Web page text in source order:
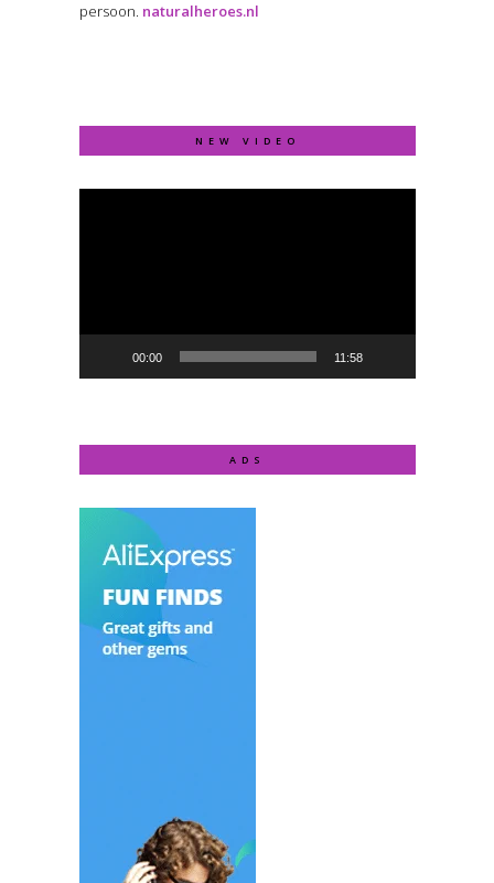
persoon. naturalheroes.nl
NEW VIDEO
Video
00:00 11:58
ADS